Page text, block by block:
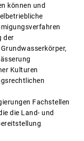
können und
der
Kulturen
Fachstellen
die Land- und